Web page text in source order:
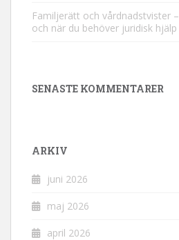
Familjerätt och vårdnadstvister
och när du behöver juridisk hjälp
SENASTE KOMMENTARER
ARKIV
juni 2026
maj 2026
april 2026